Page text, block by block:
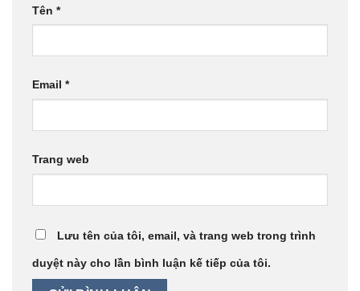
Tên *
Email *
Trang web
Lưu tên của tôi, email, và trang web trong trình
duyệt này cho lần bình luận kế tiếp của tôi.